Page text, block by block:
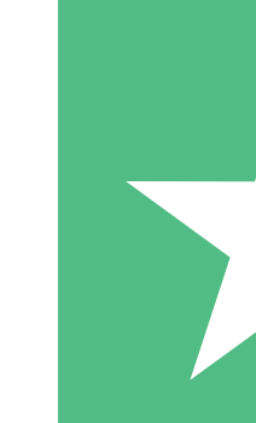
Zahlen Sie nach
monatliche